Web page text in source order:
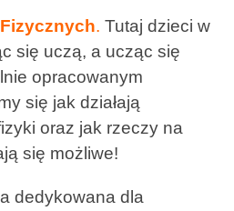
. Tutaj dzieci w
się uczą, a ucząc się
opracowanym
się jak działają
oraz jak rzeczy na
się możliwe!
dedykowana dla